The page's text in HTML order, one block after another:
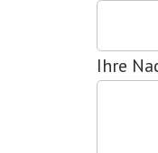
Ihre